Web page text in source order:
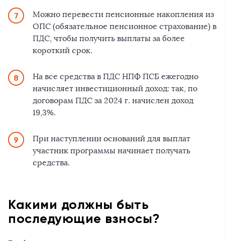
Можно перевести пенсионные накопления из
ОПС (обязательное пенсионное страхование) в
ПДС, чтобы получить выплаты за более
короткий срок.
На все средства в ПДС НПФ ПСБ ежегодно
начисляет инвестиционный доход: так, по
договорам ПДС за 2024 г. начислен доход
19,3%.
При наступлении оснований для выплат
участник программы начинает получать
средства.
Какими должны быть
последующие взносы?